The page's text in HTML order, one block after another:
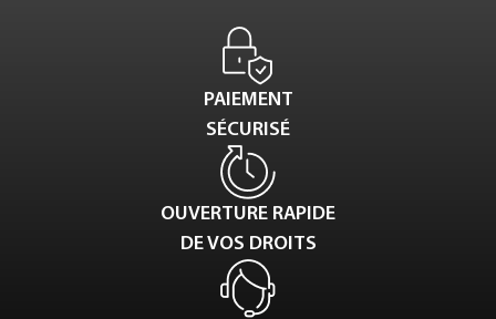
PAIEMENT
SÉCURISÉ
OUVERTURE RAPIDE
DE VOS DROITS